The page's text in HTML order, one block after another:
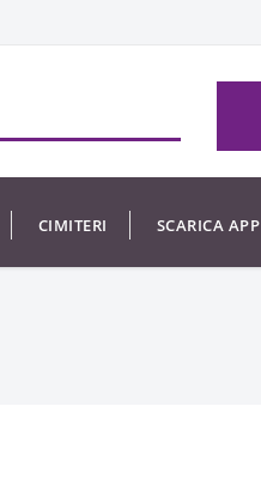
CIMITERI SCARICA APP